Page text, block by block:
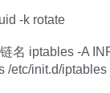
-k rotate
名 iptables -A
/etc/init.d/iptables